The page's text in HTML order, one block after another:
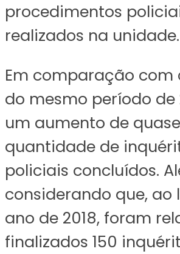
procedimentos
realizados na unidade.
Em comparação com
do mesmo período de
um aumento de quase
quantidade de
policiais concluídos.
considerando que, ao
ano de 2018, foram
finalizados 150